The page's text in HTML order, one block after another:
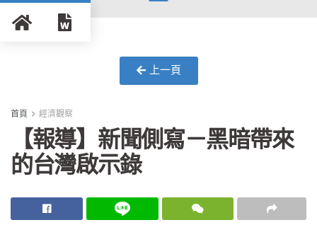
上一頁
首頁 經濟觀察
【報導】新聞側寫－黑暗帶來
的台灣啟示錄